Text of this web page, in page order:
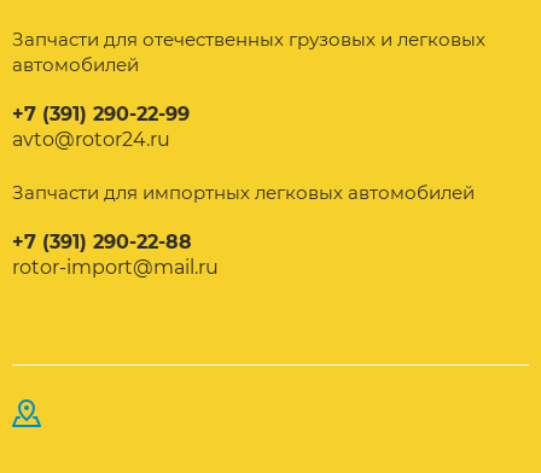
Запчасти для отечественных грузовых и легковых
автомобилей
+7 (391) 290-22-99
avto@rotor24.ru
Запчасти для импортных легковых автомобилей
+7 (391) 290-22-88
rotor-import@mail.ru